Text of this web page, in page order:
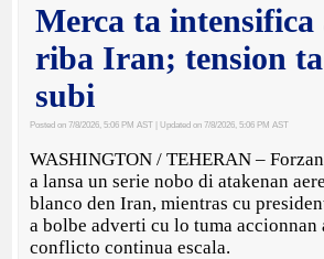
Merca ta intensifica
riba Iran; tension
subi
Posted on 7/8/2026, 5:06 PM AST | Updated on 7/8/2026, 5:06 PM AST
WASHINGTON / TEHERAN –
a lansa un serie nobo di atakenan
blanco den Iran, mientras cu
a bolbe adverti cu lo tuma accionnan
conflicto continua escala.